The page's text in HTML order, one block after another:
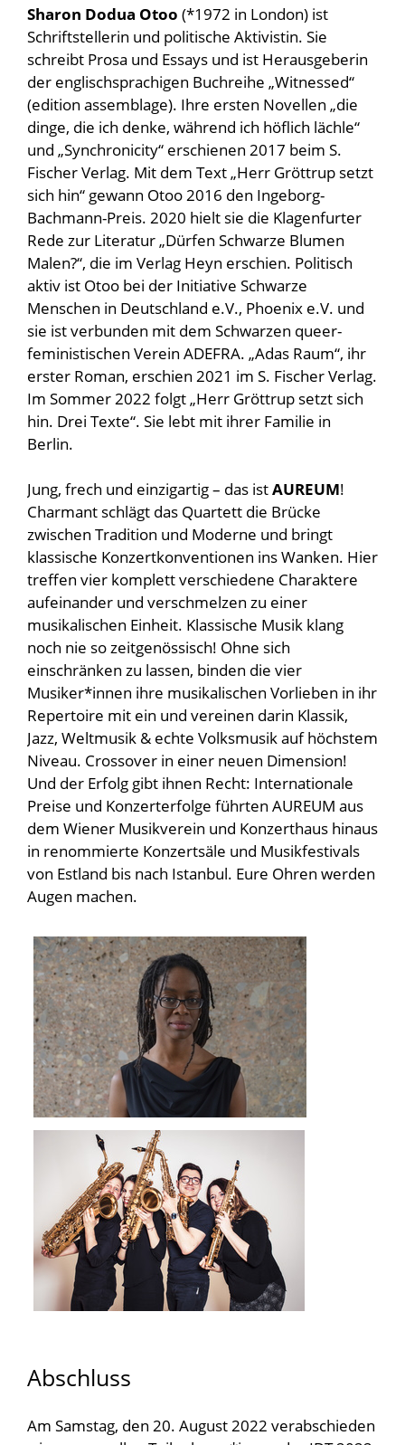
Sharon Dodua Otoo (*1972 in London) ist
Schriftstellerin und politische Aktivistin. Sie
schreibt Prosa und Essays und ist Herausgeberin
der englischsprachigen Buchreihe „Witnessed“
(edition assemblage). Ihre ersten Novellen „die
dinge, die ich denke, während ich höflich lächle“
und „Synchronicity“ erschienen 2017 beim S.
Fischer Verlag. Mit dem Text „Herr Gröttrup setzt
sich hin“ gewann Otoo 2016 den Ingeborg-
Bachmann-Preis. 2020 hielt sie die Klagenfurter
Rede zur Literatur „Dürfen Schwarze Blumen
Malen?“, die im Verlag Heyn erschien. Politisch
aktiv ist Otoo bei der Initiative Schwarze
Menschen in Deutschland e.V., Phoenix e.V. und
sie ist verbunden mit dem Schwarzen queer-
feministischen Verein ADEFRA. „Adas Raum“, ihr
erster Roman, erschien 2021 im S. Fischer Verlag.
Im Sommer 2022 folgt „Herr Gröttrup setzt sich
hin. Drei Texte“. Sie lebt mit ihrer Familie in
Berlin.
Jung, frech und einzigartig – das istAUREUM!
Charmant schlägt das Quartett die Brücke
zwischen Tradition und Moderne und bringt
klassische Konzertkonventionen ins Wanken. Hier
treffen vier komplett verschiedene Charaktere
aufeinander und verschmelzen zu einer
musikalischen Einheit. Klassische Musik klang
noch nie so zeitgenössisch! Ohne sich
einschränken zu lassen, binden die vier
Musiker*innen ihre musikalischen Vorlieben in ihr
Repertoire mit ein und vereinen darin Klassik,
Jazz, Weltmusik & echte Volksmusik auf höchstem
Niveau. Crossover in einer neuen Dimension!
Und der Erfolg gibt ihnen Recht: Internationale
Preise und Konzerterfolge führten AUREUM aus
dem Wiener Musikverein und Konzerthaus hinaus
in renommierte Konzertsäle und Musikfestivals
von Estland bis nach Istanbul. Eure Ohren werden
Augen machen.
Abschluss
Am Samstag, den 20. August 2022 verabschieden